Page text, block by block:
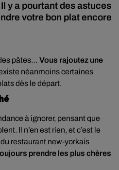
y a pourtant des astuces
votre bon plat encore
pâtes… Vous rajoutez une
néanmoins certaines
dès le départ.
à ignorer, pensant que
Il n’en est rien, et c’est le
restaurant new-yorkais
prendre les plus chères